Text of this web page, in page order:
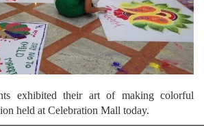
exhibited their art of making colorful
held at Celebration Mall today.